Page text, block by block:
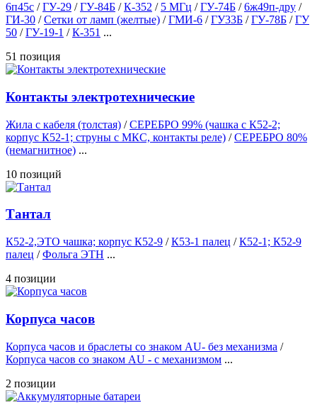
6п45с /ГУ-29 /ГУ-84Б /К-352 / 5 МГц /ГУ-74Б /6ж49п-дру /
ГИ-30 /Сетки от ламп (желтые) /ГМИ-6 /ГУ33Б /ГУ-78Б /ГУ
50 /ГУ-19-1 /К-351 ...
51 позиция
Контакты электротехнические
Жила с кабеля (толстая) /СЕРЕБРО 99% (чашка с К52-2;
корпус К52-1; струны с МКС, контакты реле) /СЕРЕБРО 80%
(немагнитное) ...
10 позиций
Тантал
К52-2,ЭТО чашка; корпус К52-9 /К53-1 палец /К52-1; К52-9
палец /Фольга ЭТН ...
4 позиции
Корпуса часов
Корпуса часов и браслеты со знаком AU- без механизма /
Корпуса часов cо знаком AU - с механизмом ...
2 позиции